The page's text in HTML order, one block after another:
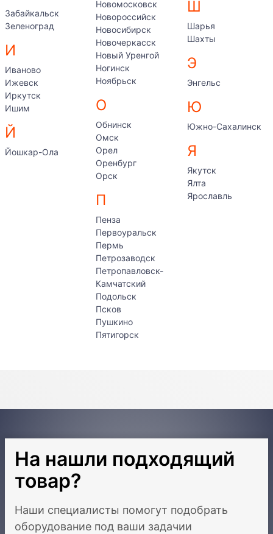
Забайкальск
Зеленоград
И
Иваново
Ижевск
Иркутск
Ишим
Й
Йошкар-Ола
Новомосковск
Новороссийск
Новосибирск
Новочеркасск
Новый Уренгой
Ногинск
Ноябрьск
О
Обнинск
Омск
Орел
Оренбург
Орск
П
Пенза
Первоуральск
Пермь
Петрозаводск
Петропавловск-
Камчатский
Подольск
Псков
Пушкино
Пятигорск
Ш
Шарья
Шахты
Э
Энгельс
Ю
Южно-Сахалинск
Я
Якутск
Ялта
Ярославль
На нашли подходящий
товар?
Наши специалисты помогут подобрать
оборудование под ваши задачии